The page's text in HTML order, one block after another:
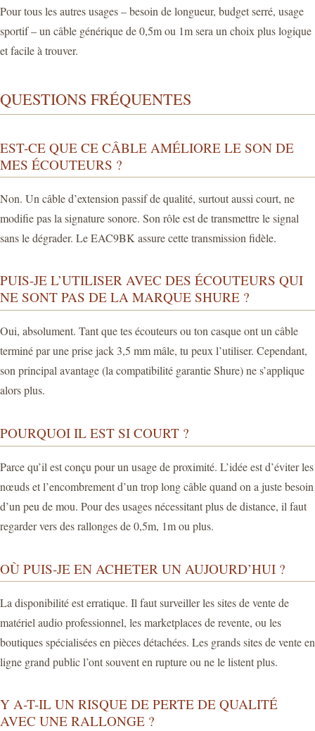
Pour tous les autres usages – besoin de longueur, budget serré, usage
sportif – un câble générique de 0,5m ou 1m sera un choix plus logique
et facile à trouver.
QUESTIONS FRÉQUENTES
EST-CE QUE CE CÂBLE AMÉLIORE LE SON DE
MES ÉCOUTEURS ?
Non. Un câble d’extension passif de qualité, surtout aussi court, ne
modifie pas la signature sonore. Son rôle est de transmettre le signal
sans le dégrader. Le EAC9BK assure cette transmission fidèle.
PUIS-JE L’UTILISER AVEC DES ÉCOUTEURS QUI
NE SONT PAS DE LA MARQUE SHURE ?
Oui, absolument. Tant que tes écouteurs ou ton casque ont un câble
terminé par une prise jack 3,5 mm mâle, tu peux l’utiliser. Cependant,
son principal avantage (la compatibilité garantie Shure) ne s’applique
alors plus.
POURQUOI IL EST SI COURT ?
Parce qu’il est conçu pour un usage de proximité. L’idée est d’éviter les
nœuds et l’encombrement d’un trop long câble quand on a juste besoin
d’un peu de mou. Pour des usages nécessitant plus de distance, il faut
regarder vers des rallonges de 0,5m, 1m ou plus.
OÙ PUIS-JE EN ACHETER UN AUJOURD’HUI ?
La disponibilité est erratique. Il faut surveiller les sites de vente de
matériel audio professionnel, les marketplaces de revente, ou les
boutiques spécialisées en pièces détachées. Les grands sites de vente en
ligne grand public l’ont souvent en rupture ou ne le listent plus.
Y A-T-IL UN RISQUE DE PERTE DE QUALITÉ
AVEC UNE RALLONGE ?